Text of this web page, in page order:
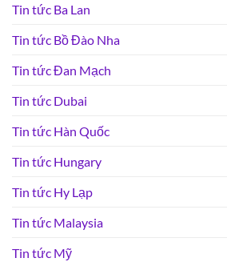
Tin tức Ba Lan
Tin tức Bồ Đào Nha
Tin tức Đan Mạch
Tin tức Dubai
Tin tức Hàn Quốc
Tin tức Hungary
Tin tức Hy Lạp
Tin tức Malaysia
Tin tức Mỹ